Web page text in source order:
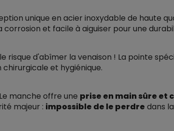
unique en acier inoxydable de haute
corrosion et facile à aiguiser pour une
risque d'abîmer la venaison ! La pointe
et hygiénique.
Le manche offre une prise en main sûre et
majeur : impossible de le perdre dans